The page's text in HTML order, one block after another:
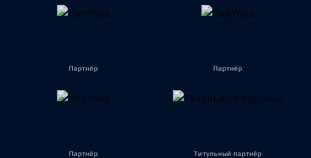
Партнёр Партнёр
Партнёр Титульный партнёр